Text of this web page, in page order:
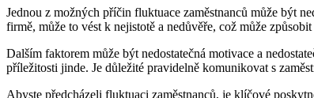
Jednou z možných příčin fluktuace zaměstnanců může být
firmě, může to vést k nejistotě a nedůvěře, což může
Dalším faktorem může být nedostatečná motivace a
příležitosti jinde. Je důležité pravidelně komunikovat s
Abyste předcházeli fluktuaci zaměstnanců, je klíčové